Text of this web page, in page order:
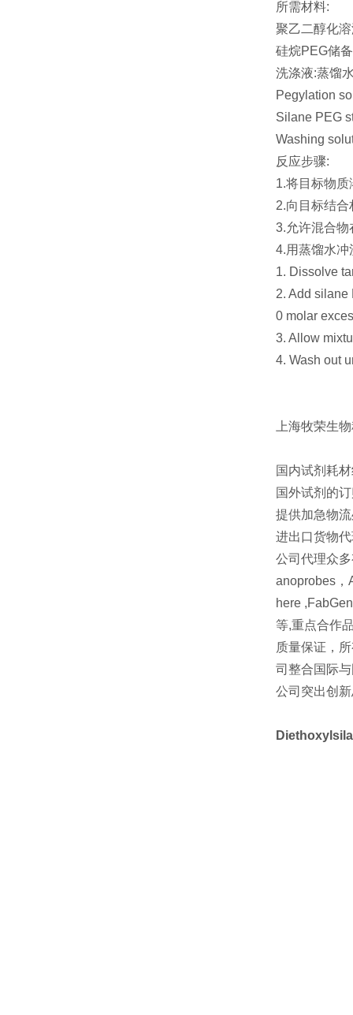
所需材料:
聚乙二醇化
硅烷PEG储
洗涤液:蒸馏
Pegylation
Silane PEG
Washing
反应步骤:
1.将目标物
2.向目标结
3.允许混合
4.用蒸馏水冲
1. Dissolve
2. Add silane
0 molar
3. Allow
4. Wash out
上海牧荣生
国内试剂耗
国外试剂的
提供加急物
进出口货物
公司代理众
anoprobes，
here
等,重点合作
质量保证，
司整合国际
公司突出创